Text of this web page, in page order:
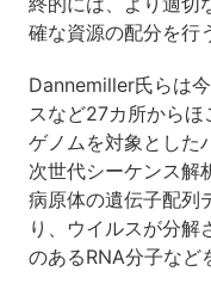
確な資源の配分を行
Dannemiller氏らは
スなど27カ所から
ゲノムを対象とした
次世代シーケンス解
病原体の遺伝子配列
り、ウイルスが分解
のあるRNA分子など